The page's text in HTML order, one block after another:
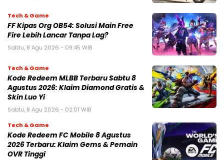
Tech & Game
FF Kipas Org OB54: Solusi Main Free
Fire Lebih Lancar Tanpa Lag?
Sabtu, 8 Agu 2026 - 09:45 WIB
Tech & Game
Kode Redeem MLBB Terbaru Sabtu 8
Agustus 2026: Klaim Diamond Gratis &
Skin Luo Yi
Sabtu, 8 Agu 2026 - 02:01 WIB
Tech & Game
Kode Redeem FC Mobile 8 Agustus
2026 Terbaru: Klaim Gems & Pemain
OVR Tinggi